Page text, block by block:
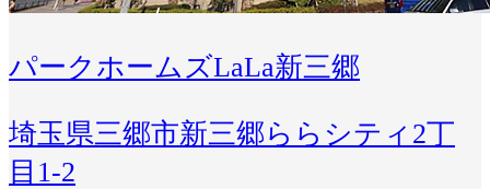
パークホームズLaLa新三郷
埼玉県三郷市新三郷ららシティ2丁
目1-2